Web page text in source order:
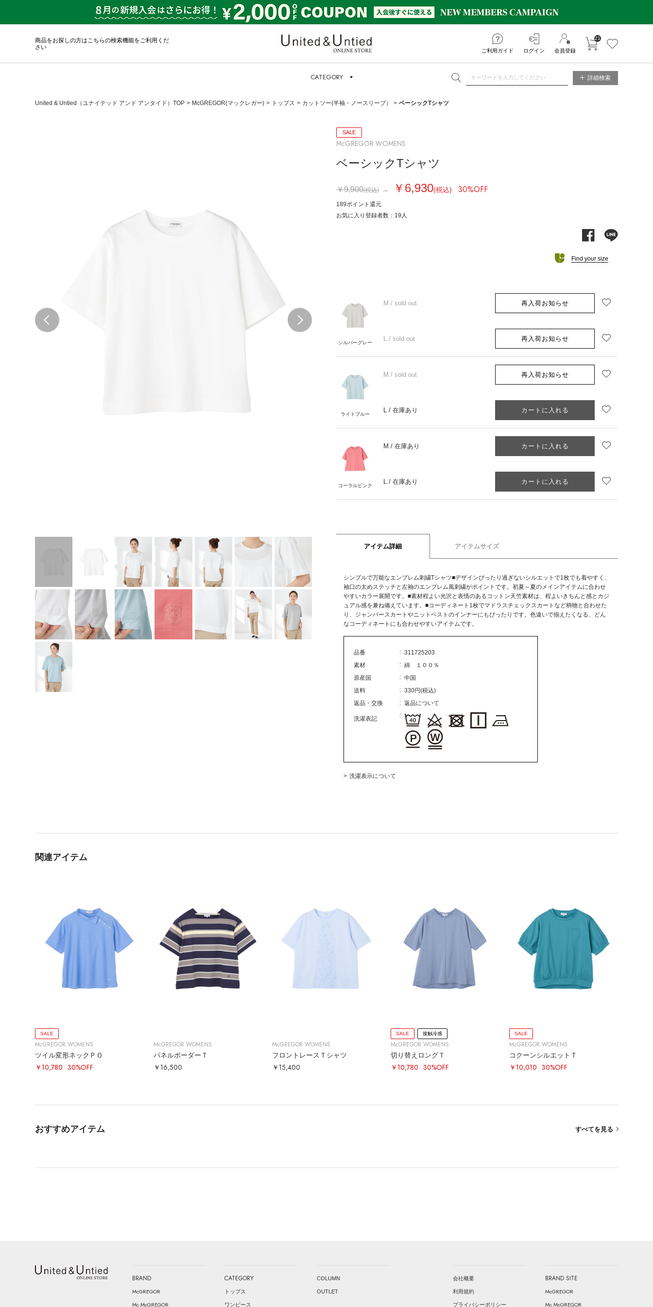
商品をお探しの方はこちらの検索機能をご利用くだ
さい
ご利用ガイド ログイン 会員登録
カートに入れる
21
CATEGORY 詳細検索
United & Untied（ユナイテッド アンド アンタイド）TOP McGREGOR(マックレガー) トップス カットソー(半袖・ノースリーブ） ベーシックTシャツ
SALE
McGREGOR WOMENS
ベーシックTシャツ
￥9,900(税込) → ￥6,930(税込) 30%OFF
189ポイント 還元
お気に入り登録者数 ： 19 人
facebook
Find your size
シルバーグレー
M / sold out 再入荷お知らせ
L / sold out 再入荷お知らせ
ライトブルー
M / sold out 再入荷お知らせ
L / 在庫あり カートに入れる
コーラルピンク
M / 在庫あり カートに入れる
L / 在庫あり カートに入れる
アイテム詳細 アイテムサイズ
シンプルで万能なエンブレム刺繍Tシャツ■デザインぴったり過ぎないシルエットで1枚でも着やすく、
袖口の太めステッチと左袖のエンブレム風刺繍がポイントです。初夏～夏のメインアイテムに合わせ
やすいカラー展開です。■素材程よい光沢と表情のあるコットン天竺素材は、程よいきちんと感とカジ
ュアル感を兼ね備えています。■コーディネート1枚でマドラスチェックスカートなど柄物と合わせた
り、ジャンパースカートやニットベストのインナーにもぴったりです。色違いで揃えたくなる、どん
なコーディネートにも合わせやすいアイテムです。
品番
311725203
素材
綿 １００％
原産国
中国
送料
330円(税込)
返品・交換
返品について
洗濯表記
洗濯表示について
関連アイテム
SALE
McGREGOR WOMENS
ツイル変形ネックＰＯ
￥10,780 30%OFF
McGREGOR WOMENS
パネルボーダーＴ
￥16,500
McGREGOR WOMENS
フロントレースＴシャツ
￥15,400
SALE 接触冷感
McGREGOR WOMENS
切り替えロングＴ
￥10,780 30%OFF
SALE
McGREGOR WOMENS
コクーンシルエットＴ
￥10,010 30%OFF
おすすめアイテム すべてを見る
United & Untied ONLINE STORE
BRAND
McGREGOR
Mc McGREGOR
CATEGORY
トップス
ワンピース
COLUMN
OUTLET
会社概要
利用規約
プライバシーポリシー
BRAND SITE
McGREGOR
Mc McGREGOR